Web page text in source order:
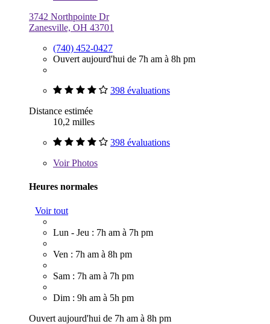
3742 Northpointe Dr
Zanesville, OH 43701
(740) 452-0427
Ouvert aujourd'hui de 7h am à 8h pm
398 évaluations
Distance estimée
10,2 milles
398 évaluations
VoirPhotos
Heures normales
Voir tout
Lun - Jeu : 7h am à 7h pm
Ven : 7h am à 8h pm
Sam : 7h am à 7h pm
Dim : 9h am à 5h pm
Ouvert aujourd'hui de 7h am à 8h pm